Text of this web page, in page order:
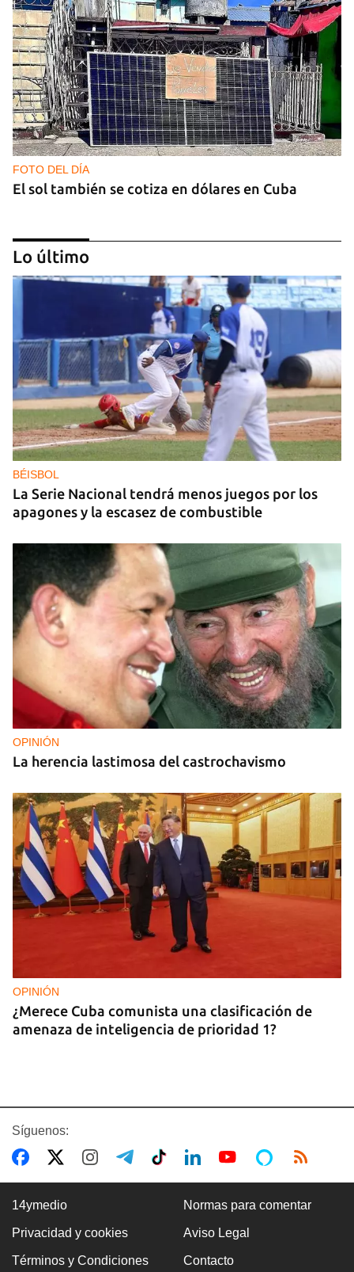
FOTO DEL DÍA
El sol también se cotiza en dólares en Cuba
GAS
Los puntos de ProGas vuelven a cerrar en La
Habana tras agotarse las balitas de gas en
dólares
Lo último
BÉISBOL
La Serie Nacional tendrá menos juegos por los
apagones y la escasez de combustible
OPINIÓN
La herencia lastimosa del castrochavismo
OPINIÓN
¿Merece Cuba comunista una clasificación de
amenaza de inteligencia de prioridad 1?
EE UU
Síguenos:
14ymedio Normas para comentar
Privacidad y cookies Aviso Legal
Términos y Condiciones Contacto